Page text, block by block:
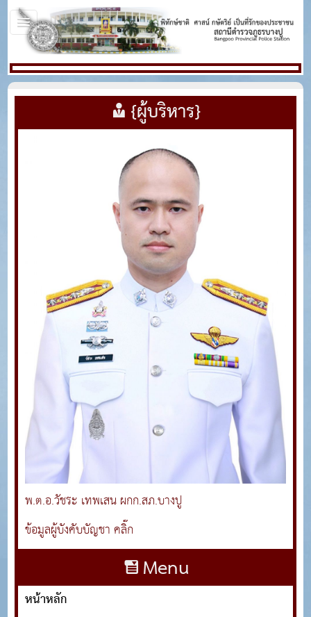
{ผู้บริหาร}
พ.ต.อ.วัชระ เทพเสน ผกก.สภ.บางปู
ข้อมูลผู้บังคับบัญชา คลิ๊ก
Menu
หน้าหลัก